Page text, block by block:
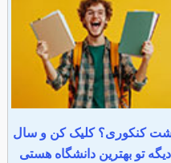
کنکوری؟ کلیک کن و سال
دیگه تو بهترین دانشگاه هستی